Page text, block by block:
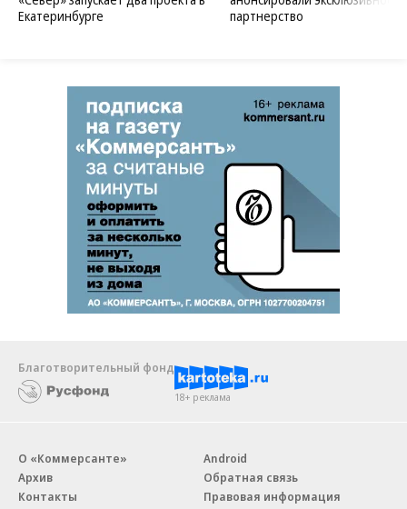
Екатеринбурге
партнерство
Благотворительный фонд
18+ реклама
О «Коммерсанте»
Архив
Контакты
Android
Обратная связь
Правовая информация